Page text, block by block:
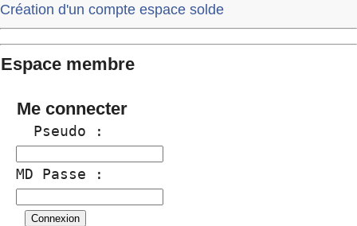
Création d'un compte espace solde
Espace membre
Me connecter
  Pseudo :
MD Passe :